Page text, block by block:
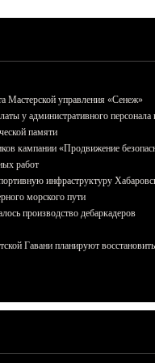
Мастерской управления «Сенеж»
у административного персонала
памяти
кампании «Продвижение
работ
инфраструктуру
морского пути
производство дебаркадеров
Гавани планируют восстановить